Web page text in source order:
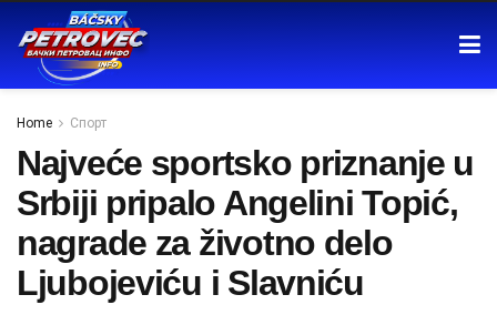
Home Спорт
Najveće sportsko priznanje u
Srbiji pripalo Angelini Topić,
nagrade za životno delo
Ljubojeviću i Slavniću